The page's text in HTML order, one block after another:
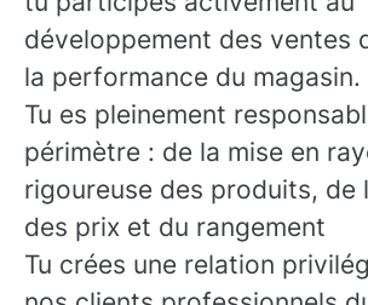
développement des ventes
la performance du magasin.
Tu es pleinement
périmètre : de la mise en
rigoureuse des produits, de
des prix et du rangement
Tu crées une relation